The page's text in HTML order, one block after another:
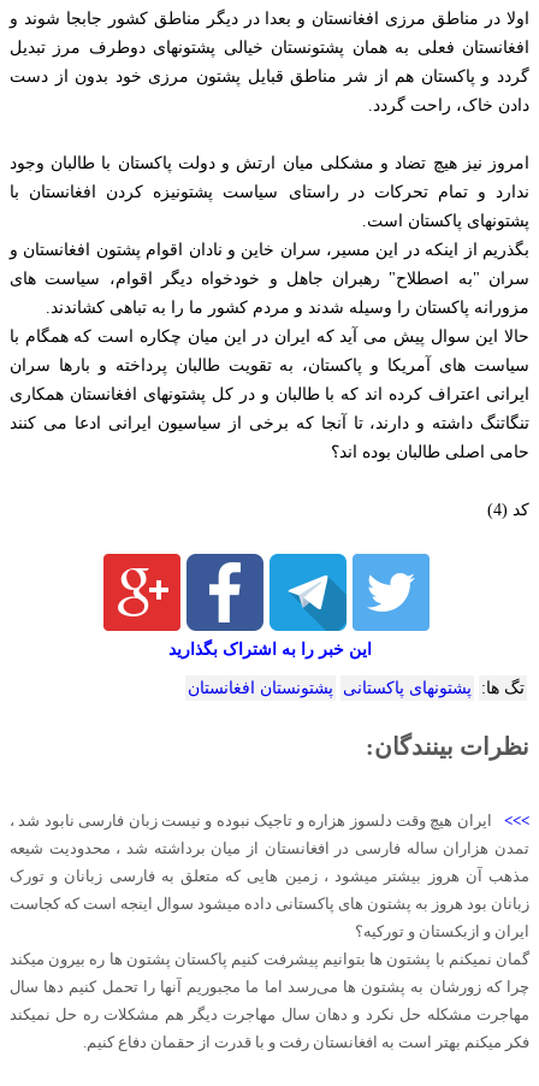
اولا در مناطق مرزی افغانستان و بعدا در دیگر مناطق کشور جابجا شوند و
افغانستان فعلی به همان پشتونستان خیالی پشتونهای دوطرف مرز تبدیل
گردد و پاکستان هم از شر مناطق قبایل پشتون مرزی خود بدون از دست
دادن خاک، راحت گردد.
امروز نیز هیچ تضاد و مشکلی میان ارتش و دولت پاکستان با طالبان وجود
ندارد و تمام تحرکات در راستای سیاست پشتونیزه کردن افغانستان با
پشتونهای پاکستان است.
بگذریم از اینکه در این مسیر، سران خاین و نادان اقوام پشتون افغانستان و
سران "به اصطلاح" رهبران جاهل و خودخواه دیگر اقوام، سیاست های
مزورانه پاکستان را وسیله شدند و مردم کشور ما را به تباهی کشاندند.
حالا این سوال پیش می آید که ایران در این میان چکاره است که همگام با
سیاست های آمریکا و پاکستان، به تقویت طالبان پرداخته و بارها سران
ایرانی اعتراف کرده اند که با طالبان و در کل پشتونهای افغانستان همکاری
تنگاتنگ داشته و دارند، تا آنجا که برخی از سیاسیون ایرانی ادعا می کنند
حامی اصلی طالبان بوده اند؟
کد (4)
این خبر را به اشتراک بگذارید
تگ ها: پشتونهای پاکستانی پشتونستان افغانستان
نظرات بینندگان:
>>> ایران هیچ وقت دلسوز هزاره و تاجیک نبوده و نیست زبان فارسی نابود شد ،
تمدن هزاران ساله فارسی در افغانستان از میان برداشته شد ، محدودیت شیعه
مذهب آن هروز بیشتر میشود ، زمین هایی‌ که متعلق به فارسی زبانان و تورک
زبانان بود هروز به پشتون های پاکستانی داده میشود سوال اینجه است که کجاست
ایران و ازبکستان و تورکیه؟
گمان نمیکنم با پشتون ها بتوانیم پیشرفت کنیم پاکستان پشتون ها ره بیرون میکند
چرا که زورشان به پشتون ها می‌رسد اما ما مجبوریم آنها را تحمل کنیم دها سال
مهاجرت مشکله حل نکرد و دهان سال مهاجرت دیگر هم مشکلات ره حل نمیکند
فکر میکنم بهتر است به افغانستان رفت و با قدرت از حقمان دفاع کنیم.